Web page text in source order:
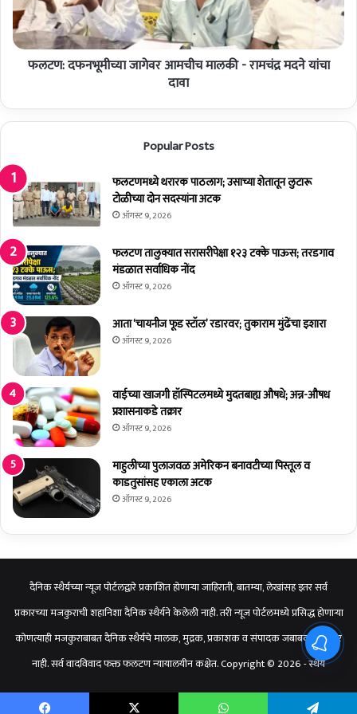
ग
णा
रा
द
लि
सां
चा
द
ण
का
फ
न
भू
गे
आ
म
ची
च
मा
ल
की
-
रा
म
चं
म
द
ने
यां
चा
दा
वा
फलटण: दफनभूमीच्या जागेवर आमचीच मालकी - रामचंद्र मदने यांचा
दावा
Popular Posts
फलटणमध्ये थरारक पाठलाग; उसाच्या शेतातून लुटारू
टोळीच्या दोन सदस्यांना अटक
ऑगस्ट 9, 2026
फलटण तालुक्यात सरासरीपेक्षा १२३ टक्के पाऊस; तरडगाव
मंडळात सर्वाधिक नोंद
ऑगस्ट 9, 2026
आता ‘चायनीज फूड स्टॉल’ रडारवर; तुकाराम मुंढेंचा इशारा
ऑगस्ट 9, 2026
वाईच्या खाजगी हॉस्पिटलमध्ये मुदतबाह्य औषधे; अन्न-औषध
प्रशासनाकडे तक्रार
ऑगस्ट 9, 2026
माहुलीच्या पुलाजवळ अमेरिकन बनावटीच्या पिस्तूल व
काडतुसांसह एकाला अटक
ऑगस्ट 9, 2026
दैनिक स्थैर्यच्या न्यूज पोर्टलद्वारे प्रकाशित होणाऱ्या जाहिराती, बातम्या, लेखांसह इतर सर्व
प्रकारच्या मजकुराची शहानिशा दैनिक स्थैर्यने केलेली नाही. तरी न्यूज पोर्टलमध्ये प्रसिद्ध होणाऱ्या
कोणत्याही मजकुराबाबत दैनिक स्थैर्यचे मालक, मुद्रक, प्रकाशक व संपादक जबाबदार राहणार
नाही. सर्व वादविवाद फक्त फलटण न्यायालयीन कक्षेत. Copyright © 2026 - स्थैर्य